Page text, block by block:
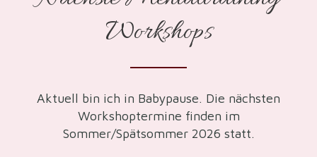
Workshops
Aktuell bin ich in Babypause. Die nächsten
Workshoptermine finden im
Sommer/Spätsommer 2026 statt.